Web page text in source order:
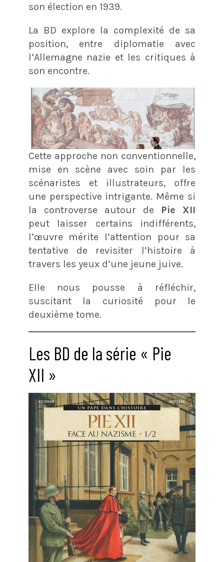
son élection en 1939.
La BD explore la complexité de sa
position, entre diplomatie avec
l’Allemagne nazie et les critiques à
son encontre.
Cette approche non conventionnelle,
mise en scène avec soin par les
scénaristes et illustrateurs, offre
une perspective intrigante. Même si
la controverse autour de Pie XII
peut laisser certains indifférents,
l’œuvre mérite l’attention pour sa
tentative de revisiter l’histoire à
travers les yeux d’une jeune juive.
Elle nous pousse à réfléchir,
suscitant la curiosité pour le
deuxième tome.
Les BD de la série « Pie
XII »